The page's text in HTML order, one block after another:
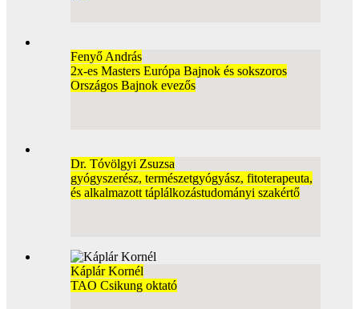
Fenyő András
2x-es Masters Európa Bajnok és sokszoros
Országos Bajnok evezős
Dr. Tóvölgyi Zsuzsa
gyógyszerész, természetgyógyász, fitoterapeuta,
és alkalmazott táplálkozástudományi szakértő
Káplár Kornél
TAO Csikung oktató